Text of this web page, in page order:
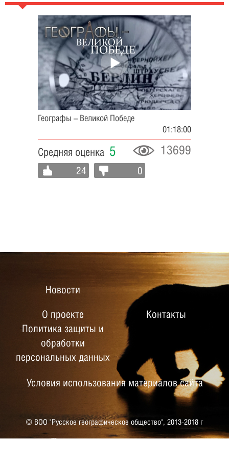
Географы – Великой Победе
01:18:00
Средняя оценка 5 13699
24 0
Новости
Условия использования материалов сайта
О проекте
Контакты
Политика защиты и
обработки
персональных данных
© ВОО "Русское географическое общество", 2013-2018 г